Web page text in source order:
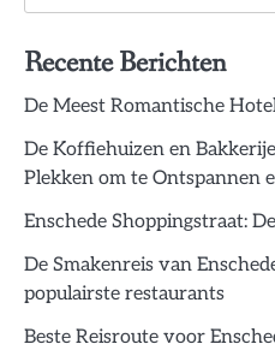
Recente Berichten
De Meest Romantische
De Koffiehuizen en
Plekken om te Ontspannen
Enschede Shoppingstraat:
De Smakenreis van
populairste restaurants
Beste Reisroute voor